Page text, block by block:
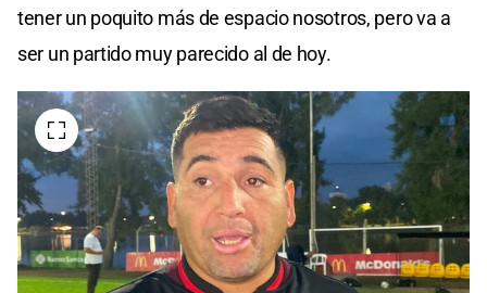
tener un poquito más de espacio nosotros, pero va a
ser un partido muy parecido al de hoy.